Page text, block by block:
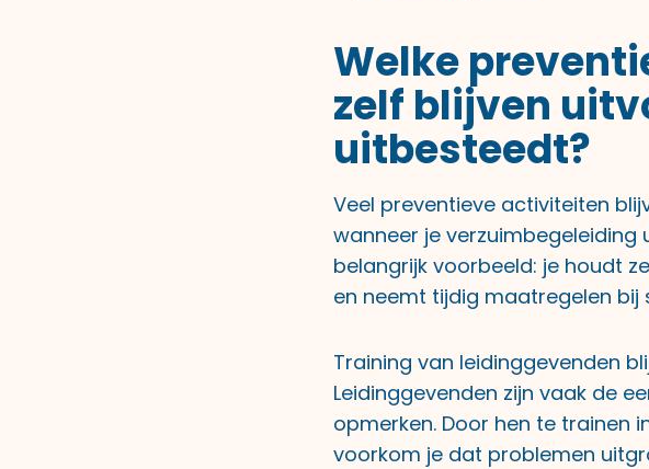
Welke
zelf blijven
uitbesteedt?
Veel preventieve activiteiten
wanneer je verzuimbegeleiding
belangrijk voorbeeld: je houdt
en neemt tijdig maatregelen bij
Training van leidinggevenden
Leidinggevenden zijn vaak de
opmerken. Door hen te trainen
voorkom je dat problemen